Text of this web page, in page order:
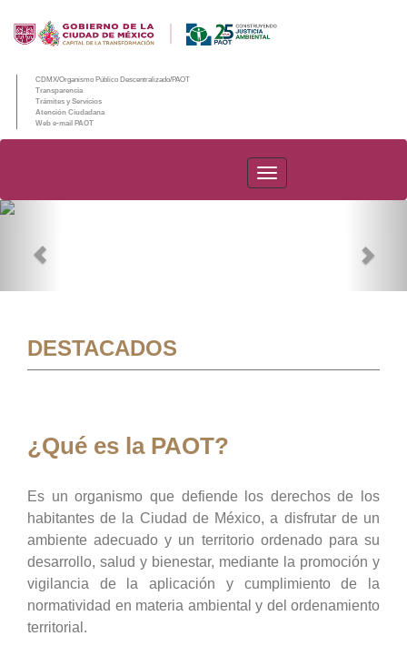
CDMX/Organismo Público Descentralizado/PAOT
Transparencia
Trámites y Servicios
Atención Ciudadana
Web e-mail PAOT
PAOT
DESTACADOS
¿Qué es la PAOT?
Es un organismo que defiende los derechos de los
habitantes de la Ciudad de México, a disfrutar de un
ambiente adecuado y un territorio ordenado para su
desarrollo, salud y bienestar, mediante la promoción y
vigilancia de la aplicación y cumplimiento de la
normatividad en materia ambiental y del ordenamiento
territorial.